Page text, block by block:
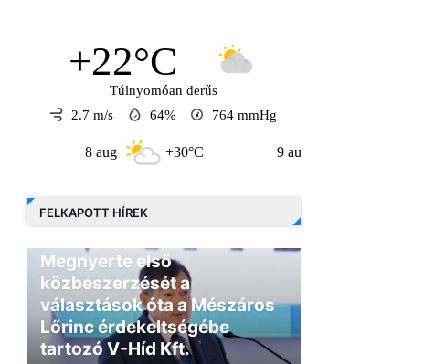
+22°C
Túlnyomóan derűs
2.7 m/s
64% 764 mmHg
+30°C +30°C
FELKAPOTT HÍREK
Megnyerte első
közbeszerzését a
választások óta a Mészáros
Lőrinc érdekeltségébe
tartozó V-Híd Kft.